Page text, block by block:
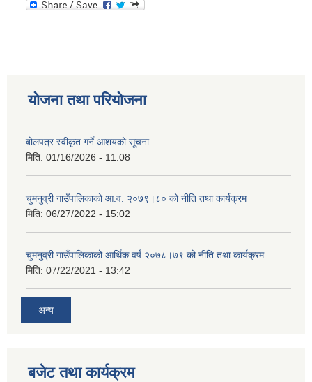
योजना तथा परियोजना
बोलपत्र स्वीकृत गर्ने आशयको सूचना
मिति: 01/16/2026 - 11:08
चुमनुव्री गाउँपालिकाको आ.व. २०७९।८० को नीति तथा कार्यक्रम
मिति: 06/27/2022 - 15:02
चुमनुव्री गाउँपालिकाको आर्थिक वर्ष २०७८।७९ को नीति तथा कार्यक्रम
मिति: 07/22/2021 - 13:42
अन्य
बजेट तथा कार्यक्रम